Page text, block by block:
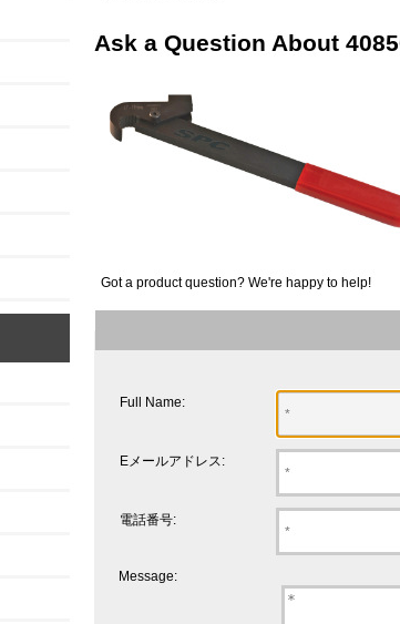
Ask a Question About
Got a product question? We're happy to help!
Full Name:
Eメールアドレス:
電話番号:
Message: